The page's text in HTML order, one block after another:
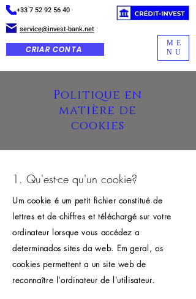
+33 7 52 92 56 40
service@invest-bank.net
CRIAR CONTA
ME
NU
Politique en
matière de
cookies
1. Qu'est-ce qu'un cookie?
Um cookie é um petit fichier constitué de
lettres et de chiffres et téléchargé sur votre
ordinateur lorsque vous accédez a
determinados sites da web. Em geral, os
cookies permettent a un site web de
reconnaître l'ordinateur de l'utilisateur.